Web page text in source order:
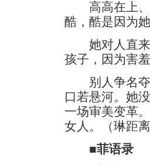
高高在上、
酷，酷是因为
她对人直来
孩子，因为害
别人争名夺
口若悬河。她
一场审美变革
女人。（琳距离
■菲语录